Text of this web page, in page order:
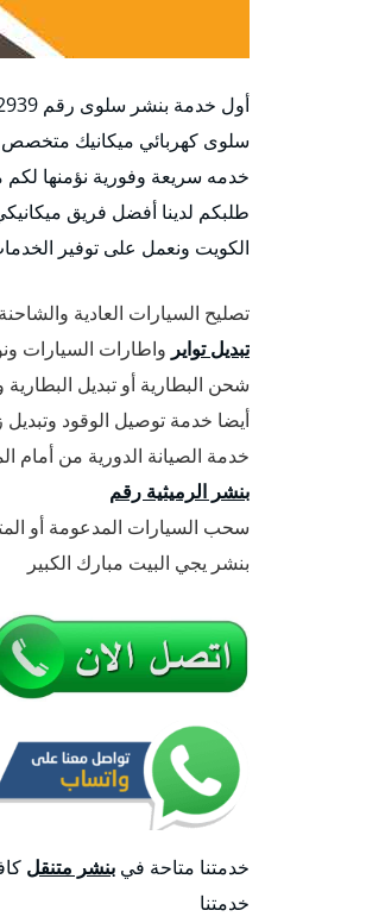
سلوى كهربائي ميكانيك متخصص
خدمه سريعة وفورية نؤمنها لكم
طلبكم لدينا أفضل فريق
الكويت ونعمل على توفير
تصليح السيارات العادية
تبديل تواير واطارات السيارات
شحن البطارية أو تبديل
أيضا خدمة توصيل الوقود وتبديل
خدمة الصيانة الدورية من
بنشر الرميثية رقم
سحب السيارات المدعومة أو
بنشر يجي البيت مبارك الكبير
خدمتنا متاحة في بنشر متنقل
خدمتنا